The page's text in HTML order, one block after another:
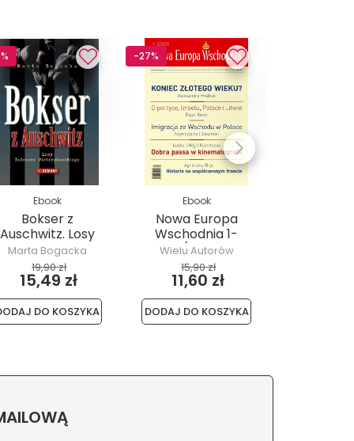
Ebook
Bokser z
Auschwitz. Losy
Tadeusza
Pietrzykowskiego
Marta Bogacka
19,90 zł
15,49 zł
DO KOSZYKA
-27%
Ebook
Nowa Europa
Wschodnia 1-
2/2020
Wielu Autorów
15,90 zł
11,60 zł
DODAJ DO KOSZYKA